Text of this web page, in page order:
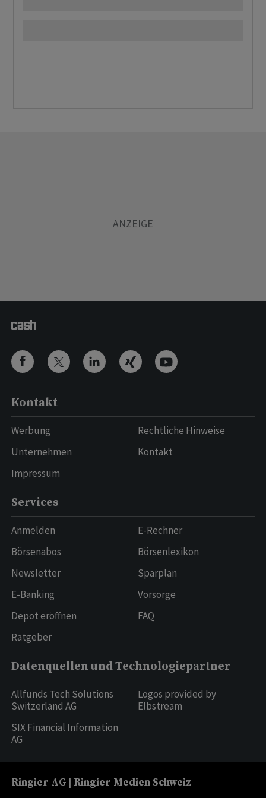
Kontakt
Werbung
Unternehmen
Impressum
Rechtliche Hinweise
Kontakt
Services
Anmelden
Börsenabos
Newsletter
E-Banking
Depot eröffnen
Ratgeber
E-Rechner
Börsenlexikon
Sparplan
Vorsorge
FAQ
Datenquellen und Technologiepartner
Allfunds Tech Solutions
Switzerland AG
SIX Financial Information
AG
Logos provided by
Elbstream
Ringier AG | Ringier Medien Schweiz